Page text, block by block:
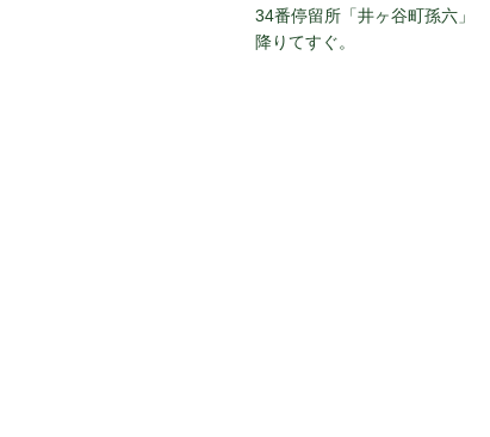
34番停留所「井ヶ谷町孫六」
降りてすぐ。